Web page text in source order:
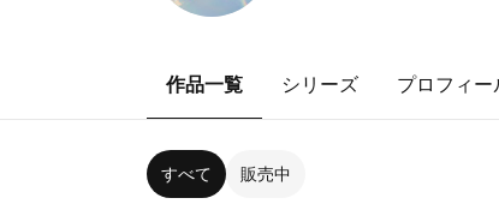
作品一覧 シリーズ プロフィー
すべて 販売中